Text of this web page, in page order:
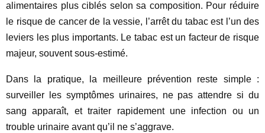
alimentaires plus ciblés selon sa composition. Pour réduire
le risque de cancer de la vessie, l’arrêt du tabac est l’un des
leviers les plus importants. Le tabac est un facteur de risque
majeur, souvent sous-estimé.
Dans la pratique, la meilleure prévention reste simple :
surveiller les symptômes urinaires, ne pas attendre si du
sang apparaît, et traiter rapidement une infection ou un
trouble urinaire avant qu’il ne s’aggrave.